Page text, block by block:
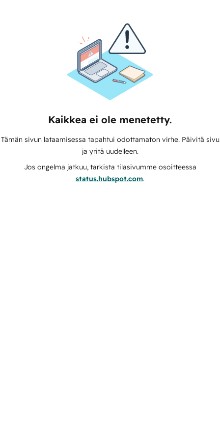
Kaikkea ei ole menetetty.
Tämän sivun lataamisessa tapahtui odottamaton virhe. Päivitä sivu
ja yritä uudelleen.
Jos ongelma jatkuu, tarkista tilasivumme osoitteessa
status.hubspot.com.